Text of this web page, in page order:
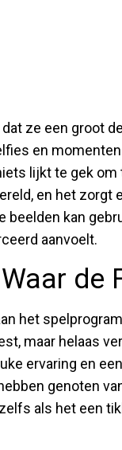
ze een groot
en
lijkt te gek
en het zorgt
beelden kan
aanvoelt.
de
het
maar helaas
ervaring en
genoten
als het een